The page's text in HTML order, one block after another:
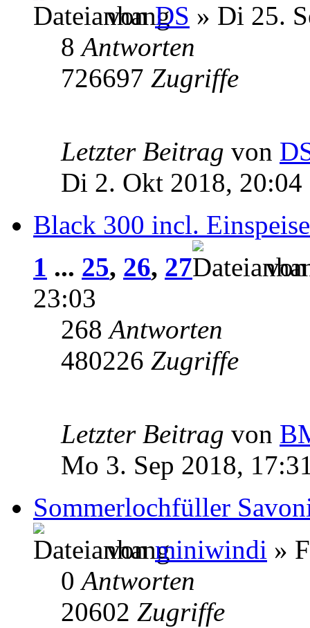
vonDS » Di 25.
8Antworten
726697 Zugriffe
Letzter Beitrag von
Di 2. Okt 2018, 20:04
Black 300 incl.
1 ... 25, 26, 27
23:03
268Antworten
480226 Zugriffe
Letzter Beitrag von
Mo 3. Sep 2018,
Sommerlochfüller
vonminiwindi »
0Antworten
20602 Zugriffe